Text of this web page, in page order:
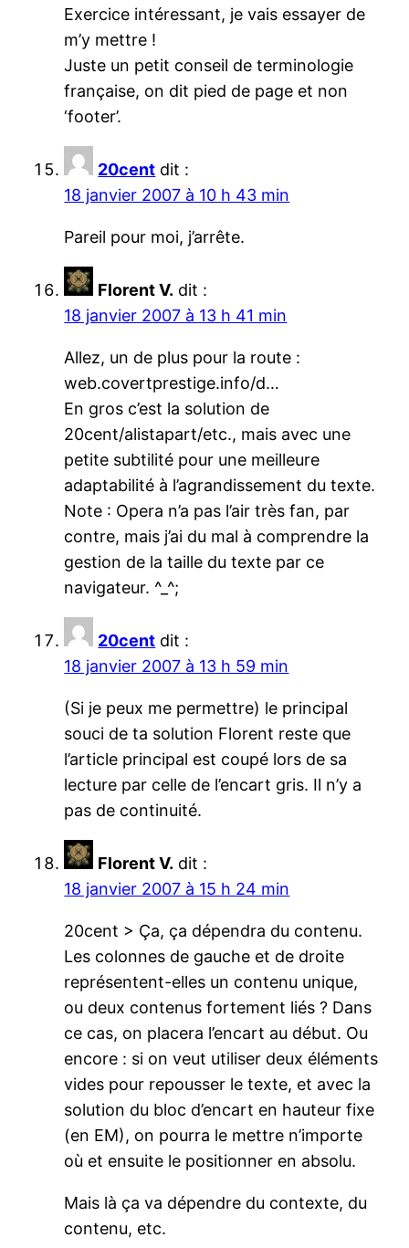
Exercice intéressant, je vais essayer de
m’y mettre !
Juste un petit conseil de terminologie
française, on dit pied de page et non
‘footer’.
20cent dit :
18 janvier 2007 à 10 h 43 min
Pareil pour moi, j’arrête.
Florent V. dit :
18 janvier 2007 à 13 h 41 min
Allez, un de plus pour la route :
web.covertprestige.info/d…
En gros c’est la solution de
20cent/alistapart/etc., mais avec une
petite subtilité pour une meilleure
adaptabilité à l’agrandissement du texte.
Note : Opera n’a pas l’air très fan, par
contre, mais j’ai du mal à comprendre la
gestion de la taille du texte par ce
navigateur. ^_^;
20cent dit :
18 janvier 2007 à 13 h 59 min
(Si je peux me permettre) le principal
souci de ta solution Florent reste que
l’article principal est coupé lors de sa
lecture par celle de l’encart gris. Il n’y a
pas de continuité.
Florent V. dit :
18 janvier 2007 à 15 h 24 min
20cent > Ça, ça dépendra du contenu.
Les colonnes de gauche et de droite
représentent-elles un contenu unique,
ou deux contenus fortement liés ? Dans
ce cas, on placera l’encart au début. Ou
encore : si on veut utiliser deux éléments
vides pour repousser le texte, et avec la
solution du bloc d’encart en hauteur fixe
(en EM), on pourra le mettre n’importe
où et ensuite le positionner en absolu.
Mais là ça va dépendre du contexte, du
contenu, etc.